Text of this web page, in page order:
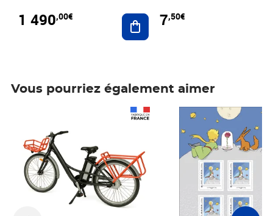
1 490,00€ Ajouter au panier
7,50€
Vous pourriez également aimer
Prix 7,50€